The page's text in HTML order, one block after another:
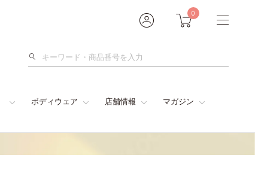
0
検
ボディウェア 店舗情報 マガジン